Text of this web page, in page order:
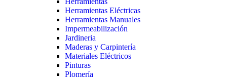
Herramientas Eléctricas
Herramientas Manuales
Impermeabilización
Jardineria
Maderas y Carpintería
Materiales Eléctricos
Pinturas
Plomería